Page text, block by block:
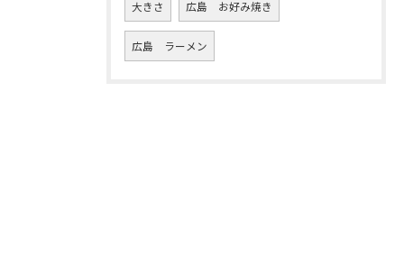
大きさ 広島 お好み焼き
広島 ラーメン